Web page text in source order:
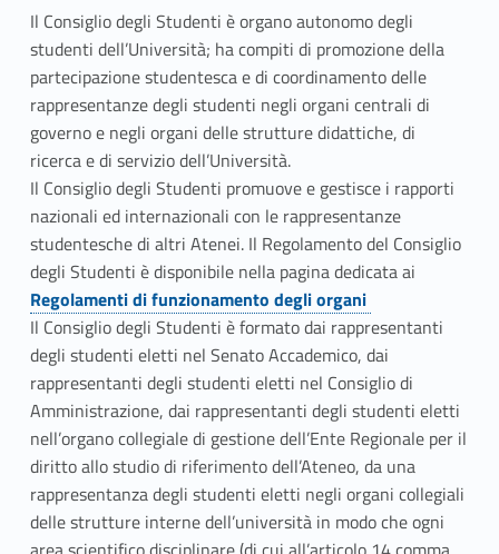
C
o
n
s
i
g
l
i
o
d
e
g
Il Consiglio degli Studenti è organo autonomo degli
studenti dell’Università; ha compiti di promozione della
partecipazione studentesca e di coordinamento delle
rappresentanze degli studenti negli organi centrali di
governo e negli organi delle strutture didattiche, di
ricerca e di servizio dell’Università.
Il Consiglio degli Studenti promuove e gestisce i rapporti
nazionali ed internazionali con le rappresentanze
studentesche di altri Atenei. Il Regolamento del Consiglio
degli Studenti è disponibile nella pagina dedicata ai
Regolamenti di funzionamento degli organi
Il Consiglio degli Studenti è formato dai rappresentanti
degli studenti eletti nel Senato Accademico, dai
rappresentanti degli studenti eletti nel Consiglio di
Amministrazione, dai rappresentanti degli studenti eletti
nell’organo collegiale di gestione dell’Ente Regionale per il
diritto allo studio di riferimento dell’Ateneo, da una
rappresentanza degli studenti eletti negli organi collegiali
delle strutture interne dell’università in modo che ogni